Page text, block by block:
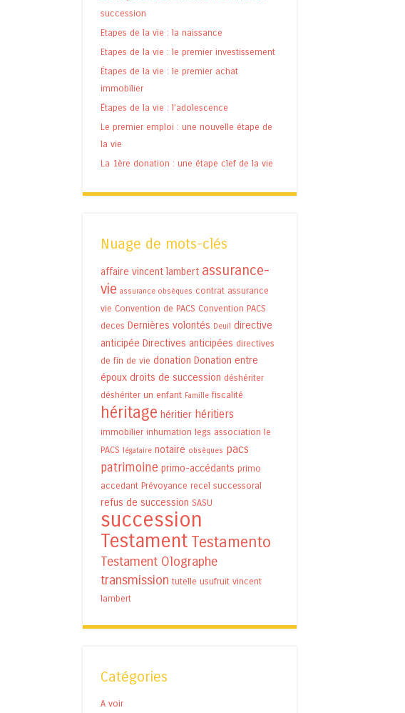
succession
Etapes de la vie : la naissance
Etapes de la vie : le premier investissement
Étapes de la vie : le premier achat
immobilier
Étapes de la vie : l’adolescence
Le premier emploi : une nouvelle étape de
la vie
La 1ère donation : une étape clef de la vie
Nuage de mots-clés
affaire vincent lambert assurance-
vie assurance obsèques contrat assurance
vie Convention de PACS Convention PACS
deces Dernières volontés Deuil directive
anticipée Directives anticipées directives
de fin de vie donation Donation entre
époux droits de succession déshériter
déshériter un enfant Famille fiscalité
héritage héritier héritiers
immobilier inhumation legs association le
PACS légataire notaire obsèques pacs
patrimoine primo-accédants primo
accedant Prévoyance recel successoral
refus de succession SASU
succession
Testament Testamento
Testament Olographe
transmission tutelle usufruit vincent
lambert
Catégories
A voir